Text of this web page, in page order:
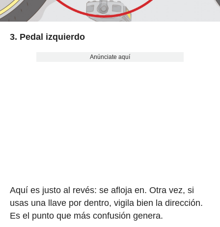
3. Pedal izquierdo
Anúnciate aquí
Aquí es justo al revés: se afloja en. Otra vez, si
usas una llave por dentro, vigila bien la dirección.
Es el punto que más confusión genera.